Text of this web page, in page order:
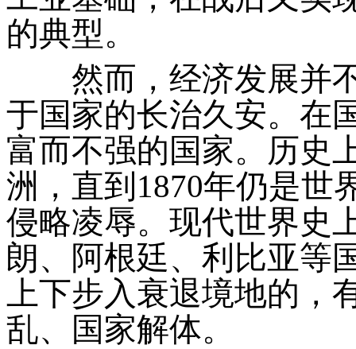
的典型。
然而，经济发展并不
于国家的长治久安。在
富而不强的国家。历史
洲，直到1870年仍是世
侵略凌辱。现代世界史
朗、阿根廷、利比亚等
上下步入衰退境地的，
乱、国家解体。